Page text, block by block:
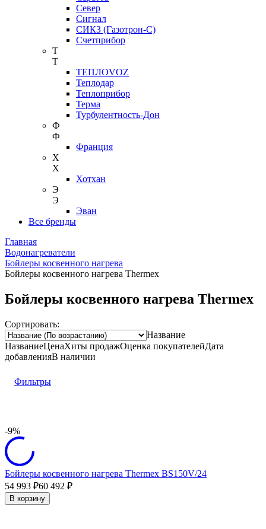
Север
Сигнал
СИКЗ (Газотрон-С)
Счетприбор
Т
Т
ТЕПЛОVOZ
Теплодар
Теплоприбор
Терма
Турбулентность-Дон
Ф
Ф
Франция
Х
Х
Хотхан
Э
Э
Эван
Все бренды
Главная
Водонагреватели
Бойлеры косвенного нагрева
Бойлеры косвенного нагрева Thermex
Бойлеры косвенного нагрева Thermex
Сортировать:
Название
НазваниеЦенаХиты продажОценка покупателейДата
добавленияВ наличии
Фильтры
-9%
Бойлеры косвенного нагрева Thermex BS150V/24
54 993 ₽60 492 ₽
В корзину